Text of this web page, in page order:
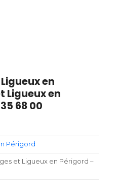
en
Ligueux en
68 00
Périgord
et Ligueux en Périgord –